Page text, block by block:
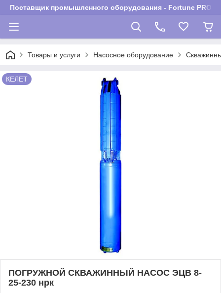
Поставщик промышленного оборудования - Fortune PROM
Товары и услуги Насосное оборудование
КЕЛЕТ
ПОГРУЖНОЙ СКВАЖИННЫЙ НАСОС ЭЦВ 8-
25-230 нрк